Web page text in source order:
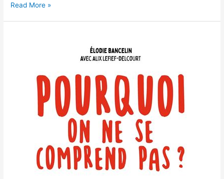
Non,
Read More »